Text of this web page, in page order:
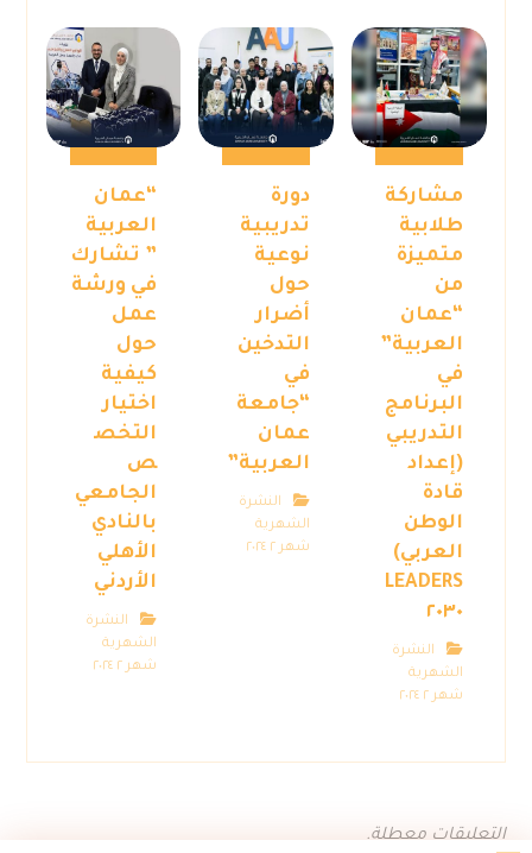
مشاركة
طلابية
متميزة
من
“عمان
العربية”
في
البرنامج
التدريبي
(إعداد
قادة
الوطن
العربي)
LEADERS
٢٠٣٠
النشرة
الشهرية
شهر ٢ ٢٠٢٤
دورة
تدريبية
نوعية
حول
أضرار
التدخين
في
“جامعة
عمان
العربية”
النشرة
الشهرية
شهر ٢ ٢٠٢٤
“عمان
العربية
” تشارك
في ورشة
عمل
حول
كيفية
اختيار
التخص
ص
الجامعي
بالنادي
الأهلي
الأردني
النشرة
الشهرية
شهر ٢ ٢٠٢٤
التعليقات معطلة.